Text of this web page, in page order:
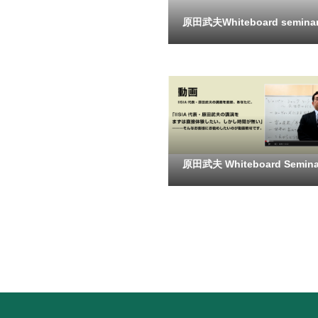
原田武夫Whiteboard
原田武夫 Whiteboard